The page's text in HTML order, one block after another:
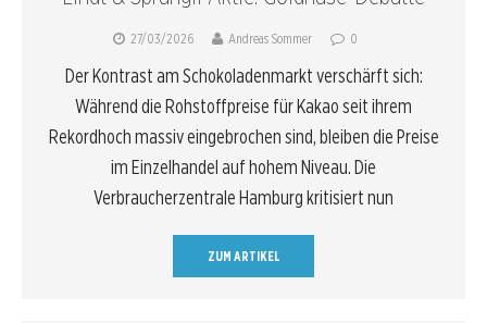
27/03/2026 Andreas Sommer 0
Der Kontrast am Schokoladenmarkt verschärft sich:
Während die Rohstoffpreise für Kakao seit ihrem
Rekordhoch massiv eingebrochen sind, bleiben die Preise
im Einzelhandel auf hohem Niveau. Die
Verbraucherzentrale Hamburg kritisiert nun
ZUM ARTIKEL